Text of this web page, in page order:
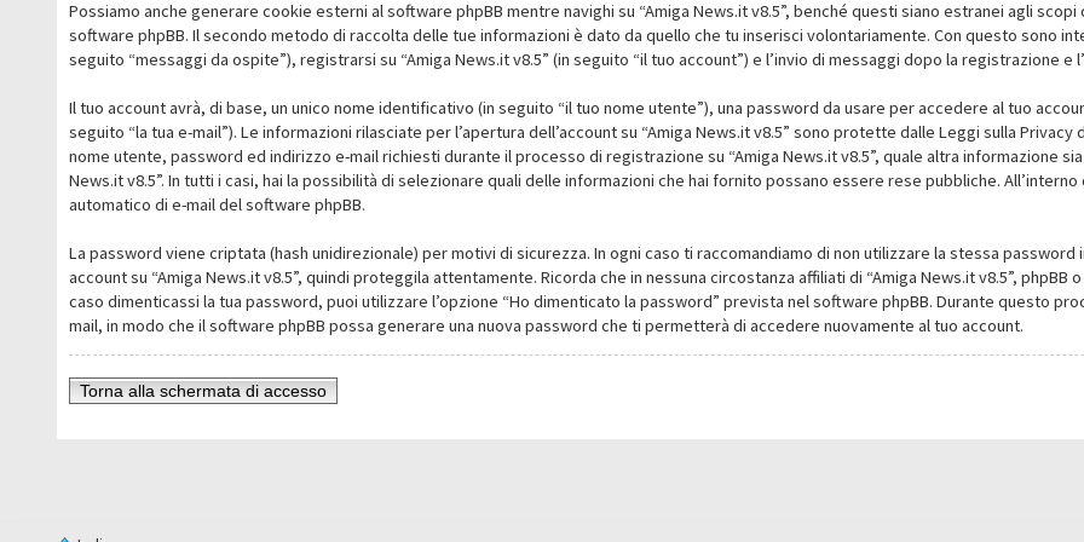
Possiamo anche generare cookie esterni al software phpBB mentre navighi su “Amiga News.it v8.5”, benché questi siano estranei agli
software phpBB. Il secondo metodo di raccolta delle tue informazioni è dato da quello che tu inserisci volontariamente. Con questo sono
seguito “messaggi da ospite”), registrarsi su “Amiga News.it v8.5” (in seguito “il tuo account”) e l’invio di messaggi dopo la registrazione e
Il tuo account avrà, di base, un unico nome identificativo (in seguito “il tuo nome utente”), una password da usare per accedere al tuo
seguito “la tua e-mail”). Le informazioni rilasciate per l’apertura dell’account su “Amiga News.it v8.5” sono protette dalle Leggi sulla
nome utente, password ed indirizzo e-mail richiesti durante il processo di registrazione su “Amiga News.it v8.5”, quale altra informazione
News.it v8.5”. In tutti i casi, hai la possibilità di selezionare quali delle informazioni che hai fornito possano essere rese pubbliche.
automatico di e-mail del software phpBB.
La password viene criptata (hash unidirezionale) per motivi di sicurezza. In ogni caso ti raccomandiamo di non utilizzare la stessa
account su “Amiga News.it v8.5”, quindi proteggila attentamente. Ricorda che in nessuna circostanza affiliati di “Amiga News.it v8.5”,
caso dimenticassi la tua password, puoi utilizzare l’opzione “Ho dimenticato la password” prevista nel software phpBB. Durante questo
mail, in modo che il software phpBB possa generare una nuova password che ti permetterà di accedere nuovamente al tuo account.
Torna alla schermata di accesso